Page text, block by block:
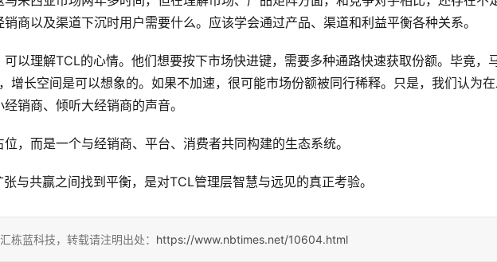
商以及渠道下沉时用户需要什么。应该学会通过产品、渠道和利益平衡各种关系。
可以理解TCL的心情。他们想要按下市场快进键，需要多种通路快速获取份额。毕竟，
增长空间是可以想象的。如果不加速，很可能市场份额被同行稀释。只是，我们认为
销商、倾听大经销商的声音。
，而是一个与经销商、平台、消费者共同构建的生态系统。
与共赢之间找到平衡，是对TCL管理层智慧与远见的真正考验。
栋蓝科技，转载请注明出处： https://www.nbtimes.net/10604.html